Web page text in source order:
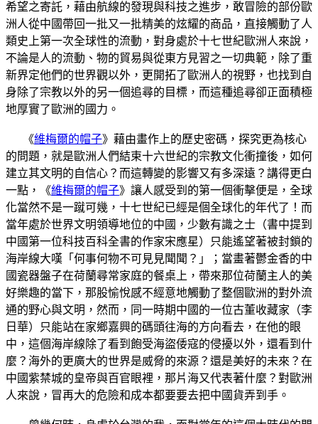
希望之寄託，藉由航線的發現與科技之進步，敢冒險的部份歐
洲人從中國帶回一批又一批精美的炫耀的商品，直接觸動了人
類史上第一次全球性的流動，對身處於十七世紀歐洲人來說，
不論是人的流動、物的貿易與從東方見習之一切典範，除了重
新界定他們的世界觀以外，更開拓了歐洲人的視野，也找到自
身除了宗教以外的另一個追尋的目標，而這種追尋卻正面積極
地厚實了歐洲的國力。
《維梅爾的帽子》藉由畫作上的歷史密碼，探究更為核心
的問題，就是歐洲人們結束十六世紀的宗教文化衝撞後，如何
建立其文明的自信心？而這轉變的影響又有多深遠？講得更白
一點，《維梅爾的帽子》讓人感受到的第一個衝擊便是，全球
化當然不是一蹴可幾，十七世紀已經是個全球化的年代了！而
當年處於世界文明領導地位的中國，少數有識之士（書中提到
中國第一位科技百科全書的作家宋應星）只能遙望著被封鎖的
海岸線大嘆「何事何物不可見見聞聞？」；當畫著鬱金香的中
國瓷器盤子在荷蘭尋常家庭的餐桌上，帶來那位荷蘭主人的美
好樂趣的當下，那股愉悅感不經意地觸動了整個歐洲的對外流
通的野心與文明，然而，同一時期中國的一位古董收藏家（李
日華）只能站在家鄉嘉興的碼頭往海的方向看去，在他的眼
中，這個海岸線除了看到飽受海盜倭寇的侵擾以外，還看到什
麼？海外的更廣大的世界是威脅的來源？還是美好的未來？在
中國紫禁城的皇帝與百官眼裡，那片海又代表著什麼？對歐洲
人來說，冒再大的危險和成本都要要去把中國貨弄到手。